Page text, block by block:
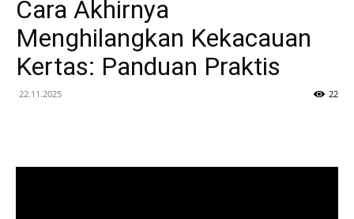
Cara Akhirnya
Menghilangkan Kekacauan
Kertas: Panduan Praktis
22.11.2025 22